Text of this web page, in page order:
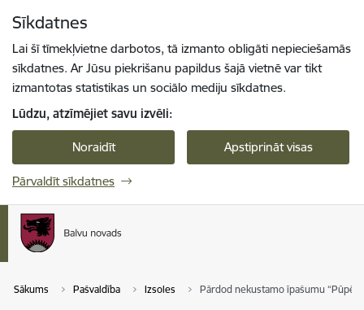
Sīkdatnes
Lai šī tīmekļvietne darbotos, tā izmanto obligāti nepieciešamās
sīkdatnes. Ar Jūsu piekrišanu papildus šajā vietnē var tikt
izmantotas statistikas un sociālo mediju sīkdatnes.
Lūdzu, atzīmējiet savu izvēli:
Noraidīt Apstiprināt visas
Pārvaldīt sīkdatnes
Sākums Pašvaldība Izsoles Pārdod nekustamo īpašumu